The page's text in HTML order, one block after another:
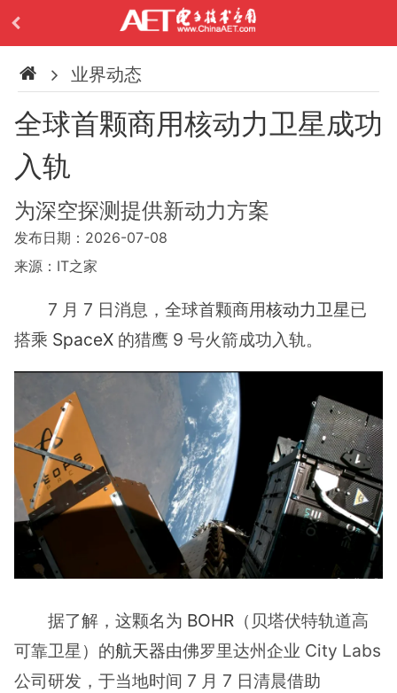
业界动态
全球首颗商用核动力卫星成功
入轨
为深空探测提供新动力方案
发布日期：2026-07-08
来源：IT之家
7 月 7 日消息，全球首颗商用核动力卫星已
搭乘 SpaceX 的猎鹰 9 号火箭成功入轨。
据了解，这颗名为 BOHR （贝塔伏特轨道高
可靠卫星）的航天器由佛罗里达州企业 City Labs
公司研发，于当地时间 7 月 7 日清晨借助